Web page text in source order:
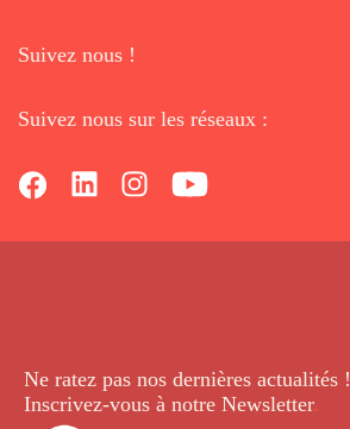
Suivez nous !
Suivez nous sur les réseaux :
Ne ratez pas nos dernières actualités !
Inscrivez-vous à notre Newsletter.